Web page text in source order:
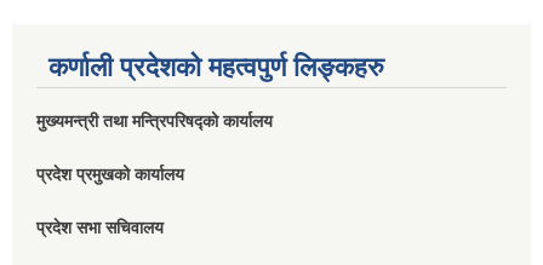
कर्णाली प्रदेशको महत्वपुर्ण लिङ्कहरु
मुख्यमन्त्री तथा मन्त्रिपरिषद्को कार्यालय
प्रदेश प्रमुखको कार्यालय
प्रदेश सभा सचिवालय